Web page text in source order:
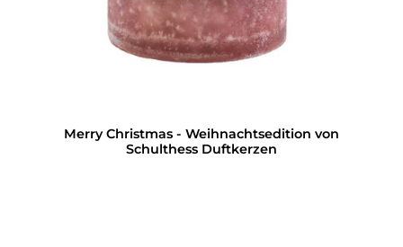
Merry Christmas - Weihnachtsedition von
Schulthess Duftkerzen